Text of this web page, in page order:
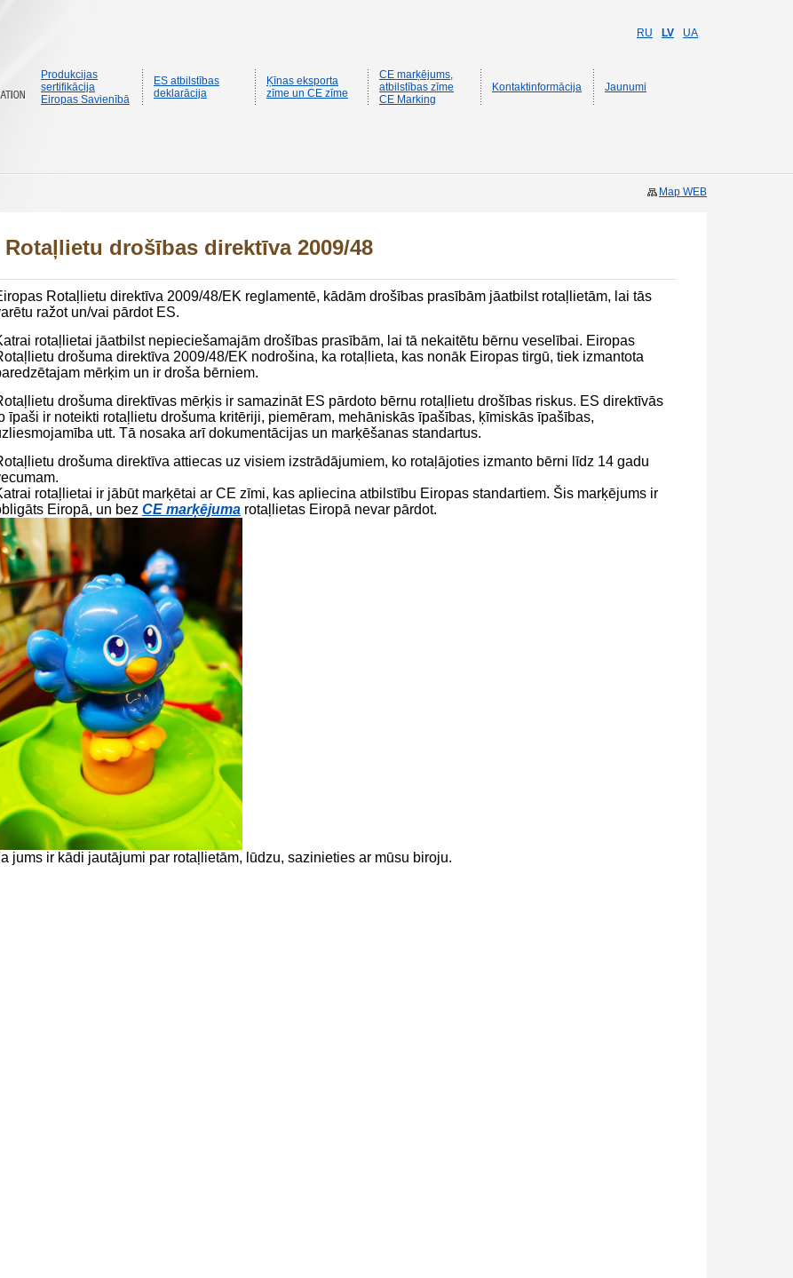
Produkcijas
sertifikācija
Eiropas Savienībā
ES atbilstības
deklarācija
Ķīnas eksporta
zīme un CE zīme
CE marķējums,
atbilstības zīme
CE Marking
Kontaktinformācija Jaunumi
RU LV UA
Map WEB
Rotaļlietu drošības direktīva 2009/48
Rotaļlietu direktīva 2009/48/EK reglamentē, kādām drošības prasībām jāatbilst rotaļlietām, lai tās
ražot un/vai pārdot ES.
rotaļlietai jāatbilst nepieciešamajām drošības prasībām, lai tā nekaitētu bērnu veselībai. Eiropas
drošuma direktīva 2009/48/EK nodrošina, ka rotaļlieta, kas nonāk Eiropas tirgū, tiek izmantota
mērķim un ir droša bērniem.
drošuma direktīvas mērķis ir samazināt ES pārdoto bērnu rotaļlietu drošības riskus. ES direktīvās
īpaši ir noteikti rotaļlietu drošuma kritēriji, piemēram, mehāniskās īpašības, ķīmiskās īpašības,
utt. Tā nosaka arī dokumentācijas un marķēšanas standartus.
drošuma direktīva attiecas uz visiem izstrādājumiem, ko rotaļājoties izmanto bērni līdz 14 gadu
rotaļlietai ir jābūt marķētai ar CE zīmi, kas apliecina atbilstību Eiropas standartiem. Šis marķējums ir
Eiropā, un bez CE marķējuma rotaļlietas Eiropā nevar pārdot.
jums ir kādi jautājumi par rotaļlietām, lūdzu, sazinieties ar mūsu biroju.